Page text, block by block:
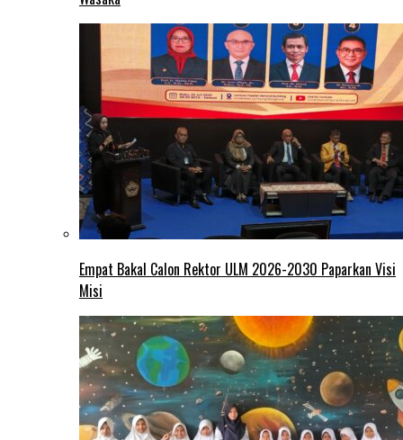
Empat Bakal Calon Rektor ULM 2026-2030 Paparkan Visi
Misi